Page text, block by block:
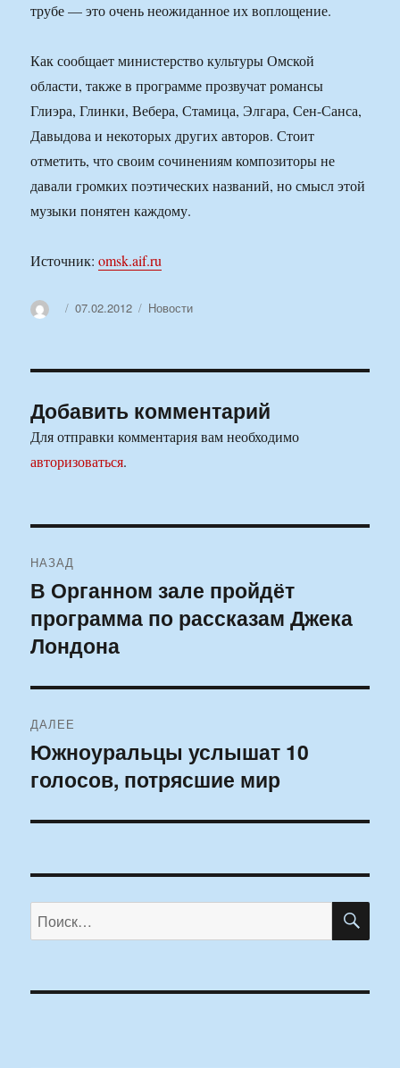
трубе — это очень неожиданное их воплощение.
Как сообщает министерство культуры Омской
области, также в программе прозвучат романсы
Глиэра, Глинки, Вебера, Стамица, Элгара, Сен-Санса,
Давыдова и некоторых других авторов. Стоит
отметить, что своим сочинениям композиторы не
давали громких поэтических названий, но смысл этой
музыки понятен каждому.
Источник:omsk.aif.ru
АвторОпубликовано
07.02.2012 Рубрики
Новости
Добавить комментарий
Для отправки комментария вам необходимо
авторизоваться.
по
записям
НАЗАД
Предыдущая
запись:
В Органном зале пройдёт
программа по рассказам Джека
Лондона
ДАЛЕЕ
Следующая
запись:
Южноуральцы услышат 10
голосов, потрясшие мир
Искать: